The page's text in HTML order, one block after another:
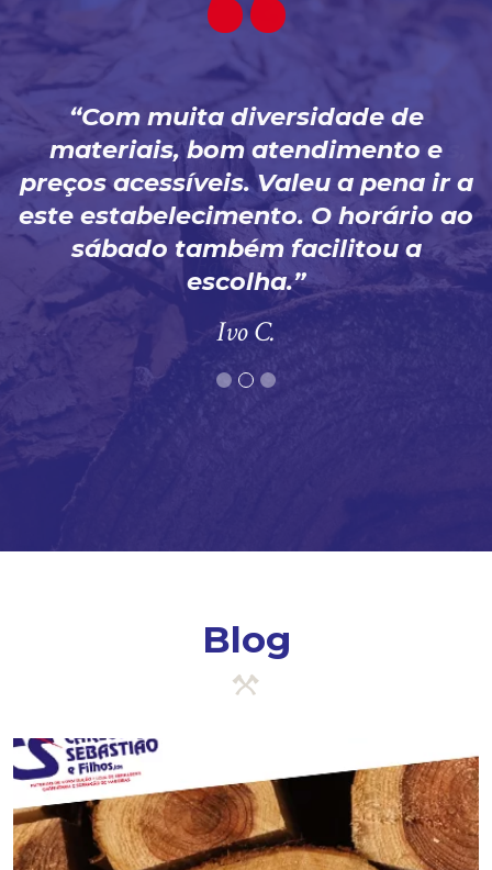
Com muita diversidade de
materiais, bom atendimento e
preços acessíveis. Valeu a pena ir a
este estabelecimento. O horário ao
sábado também facilitou a
escolha.
Ivo C.
Blog